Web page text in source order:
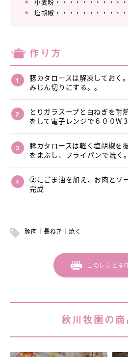
小麦粉・・・・・・・・・・
塩胡椒・・・・・・・・・・
作り方
豚カタロースは解凍しておく
みじん切りにする。。
とりガラスープと白ねぎを耐
をして電子レンジで６００W
豚カタロースは軽く塩胡椒を
をまぶし、フライパンで焼く。
②にごま油を加え、お肉とソ
完成
豚肉 長ねぎ 焼く
このレシピを
秋川牧園の